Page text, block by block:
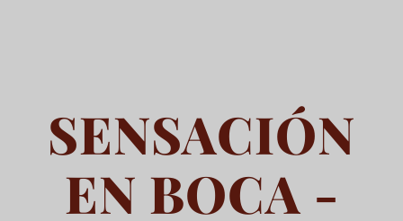
SENSACIÓN
EN BOCA -